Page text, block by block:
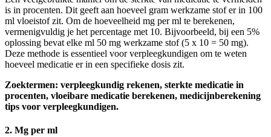
is in procenten. Dit geeft aan hoeveel gram werkzame stof er in 100
ml vloeistof zit. Om de hoeveelheid mg per ml te berekenen,
vermenigvuldig je het percentage met 10. Bijvoorbeeld, bij een 5%
oplossing bevat elke ml 50 mg werkzame stof (5 x 10 = 50 mg).
Deze methode is essentieel voor verpleegkundigen om te weten
hoeveel medicatie er in een specifieke dosis zit.
Zoektermen: verpleegkundig rekenen, sterkte medicatie in
procenten, vloeibare medicatie berekenen, medicijnberekening
tips voor verpleegkundigen.
2. Mg per ml